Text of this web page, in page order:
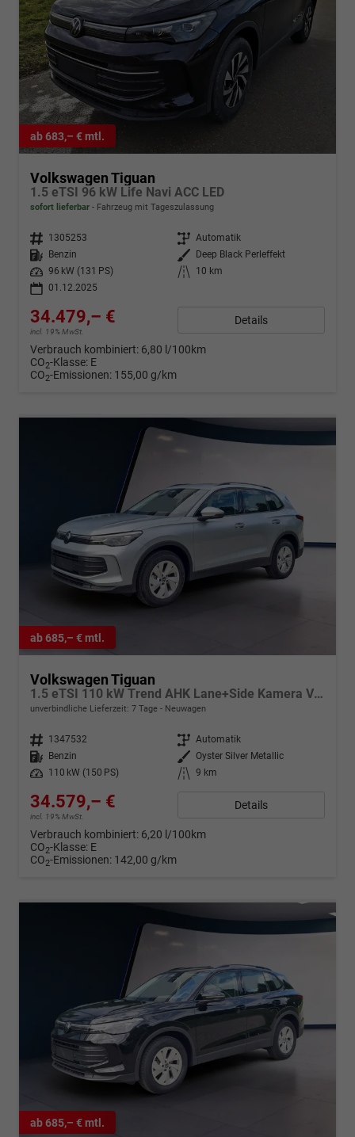
ab 683,– € mtl.
Volkswagen Tiguan
1.5 eTSI 96 kW Life Navi ACC LED
sofort lieferbar Fahrzeug mit Tageszulassung
Fahrzeugnr. 1305253 Getriebe Automatik
Kraftstoff
Benzin Außenfarbe
Deep Black Perleffekt
Leistung
96 kW (131 PS) Kilometerstand
10 km
01.12.2025
34.479,– €
incl. 19% MwSt.
Details
Verbrauch kombiniert: 6,80 l/100km
CO2-Klasse: E
CO2-Emissionen: 155,00 g/km
ab 685,– € mtl.
Volkswagen Tiguan
1.5 eTSI 110 kW Trend AHK Lane+Side Kamera VZE
unverbindliche Lieferzeit: 7 Tage Neuwagen
Fahrzeugnr. 1347532 Getriebe Automatik
Kraftstoff
Benzin Außenfarbe Oyster Silver Metallic
Leistung
110 kW (150 PS) Kilometerstand 9 km
34.579,– €
incl. 19% MwSt.
Details
Verbrauch kombiniert: 6,20 l/100km
CO2-Klasse: E
CO2-Emissionen: 142,00 g/km
ab 685,– € mtl.